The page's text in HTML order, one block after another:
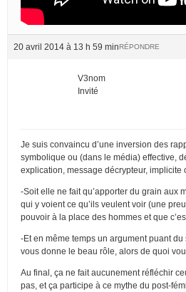
20 avril 2014 à 13 h 59 minRÉPONDRE
V3nom
Invité
Je suis convaincu d’une inversion des
symbolique ou (dans le média) effective,
explication, message décrypteur, implicite
-Soit elle ne fait qu’apporter du grain aux
qui y voient ce qu’ils veulent voir (une
pouvoir à la place des hommes et que
-Et en même temps un argument puant
vous donne le beau rôle, alors de quoi
Au final, ça ne fait aucunement réfléchir
pas, et ça participe à ce mythe du post-